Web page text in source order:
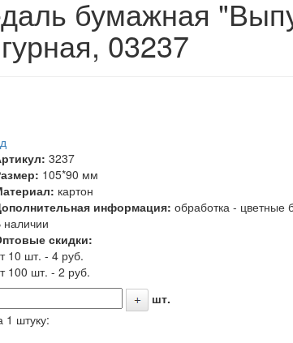
бумажная
03237
3237
105*90 мм
картон
информация: обработка - цветные
наличии
скидки:
10 шт. - 4 руб.
100 шт. - 2 руб.
шт.
1 штуку: